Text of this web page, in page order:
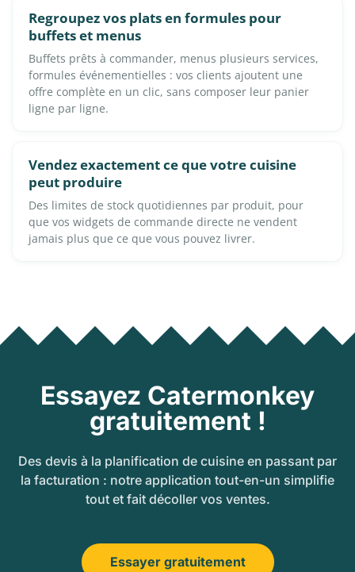
Regroupez vos plats en formules pour
buffets et menus
Buffets prêts à commander, menus plusieurs services,
formules événementielles : vos clients ajoutent une
offre complète en un clic, sans composer leur panier
ligne par ligne.
Vendez exactement ce que votre cuisine
peut produire
Des limites de stock quotidiennes par produit, pour
que vos widgets de commande directe ne vendent
jamais plus que ce que vous pouvez livrer.
Essayez Catermonkey
gratuitement !
Des devis à la planification de cuisine en passant par
la facturation : notre application tout-en-un simplifie
tout et fait décoller vos ventes.
Essayer gratuitement